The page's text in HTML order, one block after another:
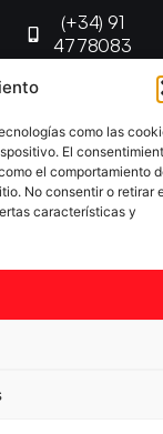
como las
El
el comportamiento
No consentir o retirar
características y
(+34) 91
4778083
Tenis de Mesa |